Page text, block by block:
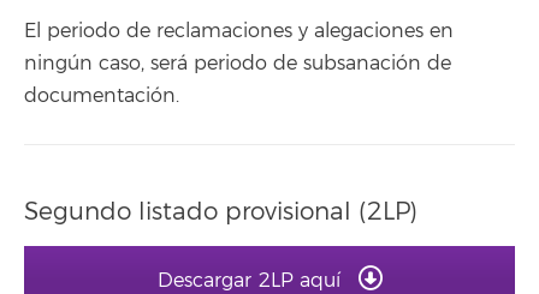
El periodo de reclamaciones y alegaciones en
ningún caso, será periodo de subsanación de
documentación.
Segundo listado provisional (2LP)
Descargar 2LP aquí